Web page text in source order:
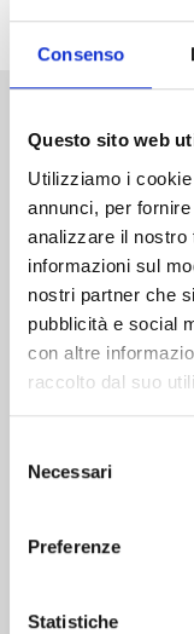
Consenso
Questo sito web
Utilizziamo i
annunci, per
analizzare il nostro
informazioni sul
nostri partner che
pubblicità e social
con altre
raccolto dal suo
delNecessari
Preferenze
Statistiche
Altri